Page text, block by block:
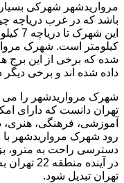
مرواریدشهر شهرکی
باشد که در غرب دریاچه
شده که برخی از این برج
داده شده اند و برخی
شهرک مرواریدشهر را
تهران دانست که دارای
آموزشی، فرهنگی،
رود شهرک مرواریدشهر
دسترسی راحت به مترو،
در آینده
تهران تبدیل شود.